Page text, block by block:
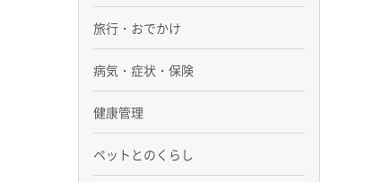
旅行・おでかけ
病気・症状・保険
健康管理
ペットとのくらし